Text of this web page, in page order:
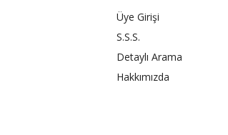
Üye Girişi
S.S.S.
Detaylı Arama
Hakkımızda